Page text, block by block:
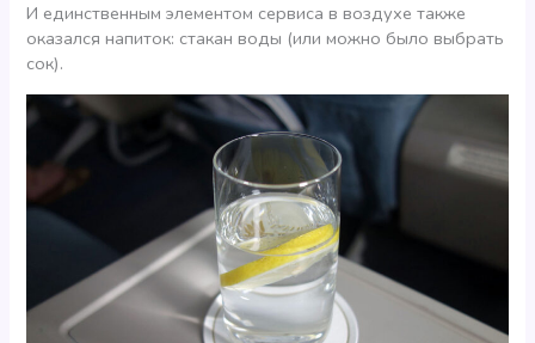
И единственным элементом сервиса в воздухе также
оказался напиток: стакан воды (или можно было выбрать
сок).